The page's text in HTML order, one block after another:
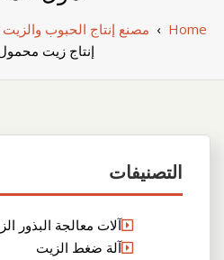
Home
› مصنع إنتاج الحبوب والزيت
إنتاج زيت
التصنيفات
آلات معالجة البذور
آلة ضغط الزيت